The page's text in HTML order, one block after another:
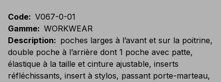
Code: V067-0-01
Gamme: WORKWEAR
Description: poches larges à l’avant et sur la poitrine,
double poche à l’arrière dont 1 poche avec patte,
élastique à la taille et cinture ajustable, inserts
réfléchissants, insert à stylos, passant porte-marteau,